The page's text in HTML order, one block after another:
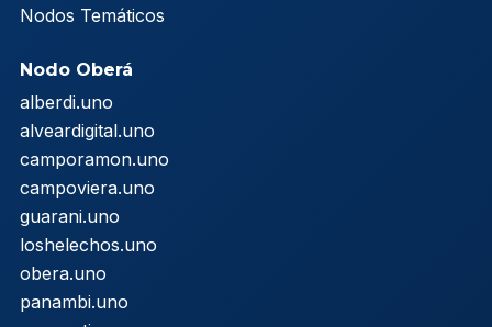
Nodos Temáticos
Nodo Oberá
alberdi.uno
alveardigital.uno
camporamon.uno
campoviera.uno
guarani.uno
loshelechos.uno
obera.uno
panambi.uno